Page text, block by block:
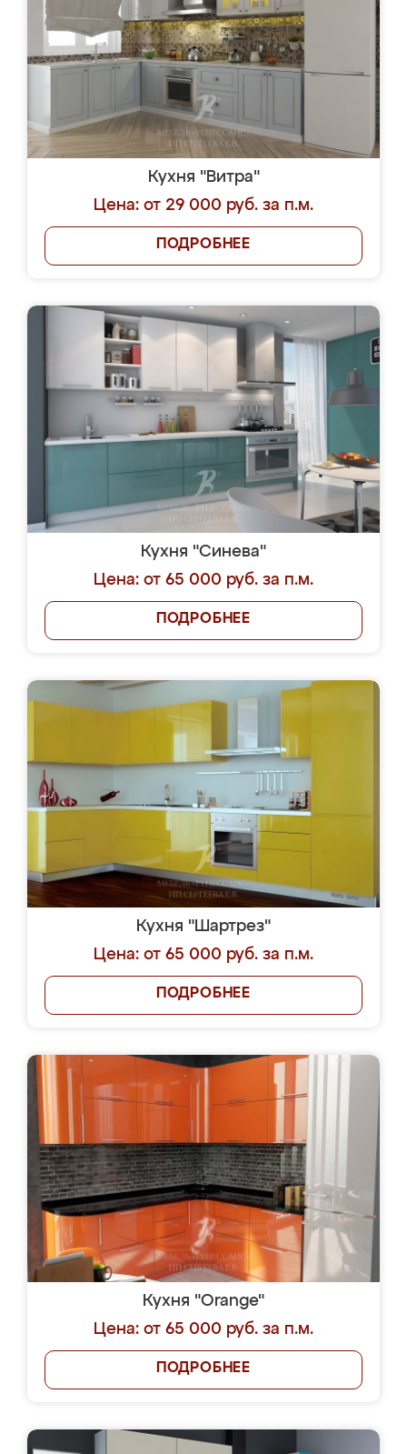
Кухня "Витра"
Цена: от 29 000 руб. за п.м.
ПОДРОБНЕЕ
Кухня "Синева"
Цена: от 65 000 руб. за п.м.
ПОДРОБНЕЕ
Кухня "Шартрез"
Цена: от 65 000 руб. за п.м.
ПОДРОБНЕЕ
Кухня "Orange"
Цена: от 65 000 руб. за п.м.
ПОДРОБНЕЕ